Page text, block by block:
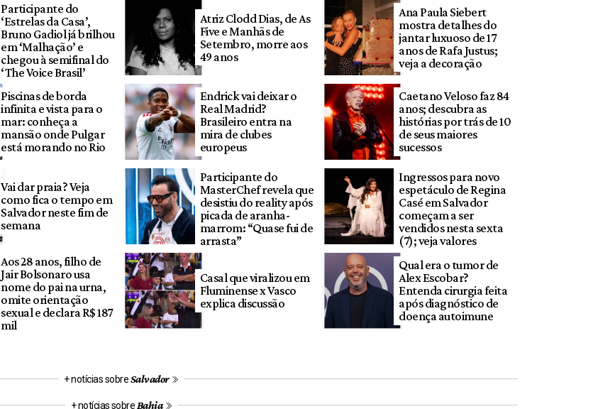
Participante do
‘Estrelas da Casa’,
Bruno Gadiol já brilhou
em ‘Malhação’ e
chegou à semifinal do
‘The Voice Brasil’
Atriz Clodd Dias, de As
Five e Manhãs de
Setembro, morre aos
49 anos
Ana Paula Siebert
mostra detalhes do
jantar luxuoso de 17
anos de Rafa Justus;
veja a decoração
Piscinas de borda
infinita e vista para o
mar: conheça a
mansão onde Pulgar
está morando no Rio
Endrick vai deixar o
Real Madrid?
Brasileiro entra na
mira de clubes
europeus
Caetano Veloso faz 84
anos; descubra as
histórias por trás de 10
de seus maiores
sucessos
Vai dar praia? Veja
como fica o tempo em
Salvador neste fim de
semana
Participante do
MasterChef revela que
desistiu do reality após
picada de aranha-
marrom: “Quase fui de
arrasta”
Ingressos para novo
espetáculo de Regina
Casé em Salvador
começam a ser
vendidos nesta sexta
(7); veja valores
Aos 28 anos, filho de
Jair Bolsonaro usa
nome do pai na urna,
omite orientação
sexual e declara R$ 187
mil
Casal que viralizou em
Fluminense x Vasco
explica discussão
Qual era o tumor de
Alex Escobar?
Entenda cirurgia feita
após diagnóstico de
doença autoimune
+ notícias sobreSalvador
+ notícias sobre Bahia